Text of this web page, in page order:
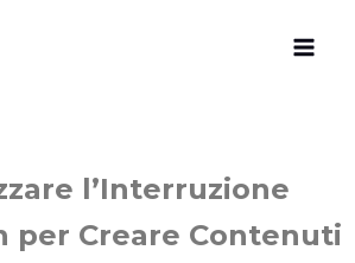
l’Interruzione
per Creare Contenuti